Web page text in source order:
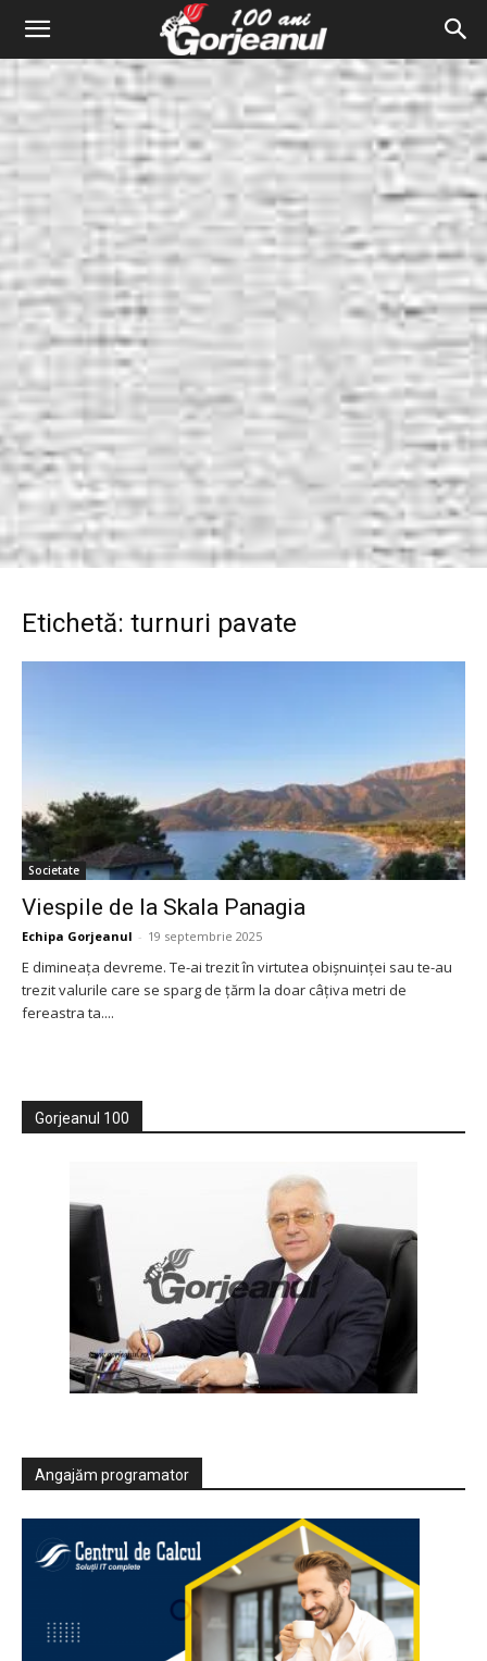
Etichetă: turnuri pavate
Societate
Viespile de la Skala Panagia
Echipa Gorjeanul - 19 septembrie 2025
E dimineața devreme. Te-ai trezit în virtutea obișnuinței sau te-au
trezit valurile care se sparg de țărm la doar câțiva metri de
fereastra ta....
Gorjeanul 100
Angajăm programator